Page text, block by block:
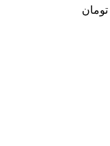
تومان